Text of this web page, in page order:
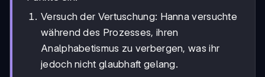
Versuch der Vertuschung: Hanna versuchte
während des Prozesses, ihren
Analphabetismus zu verbergen, was ihr
jedoch nicht glaubhaft gelang.